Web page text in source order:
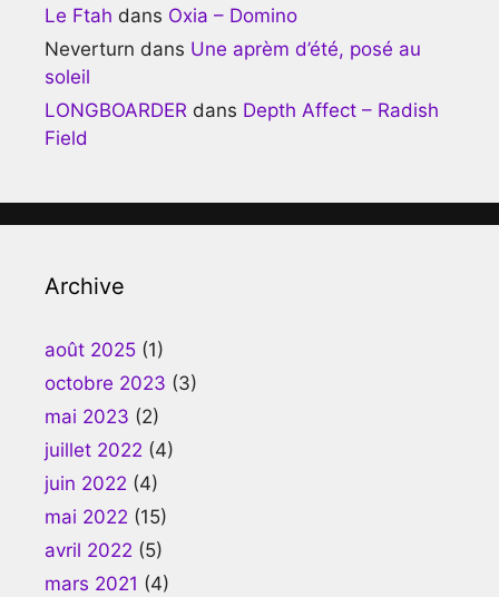
Le Ftah dans Oxia – Domino
Neverturn dans Une aprèm d’été, posé au
soleil
LONGBOARDER dans Depth Affect – Radish
Field
Archive
août 2025 (1)
octobre 2023 (3)
mai 2023 (2)
juillet 2022 (4)
juin 2022 (4)
mai 2022 (15)
avril 2022 (5)
mars 2021 (4)